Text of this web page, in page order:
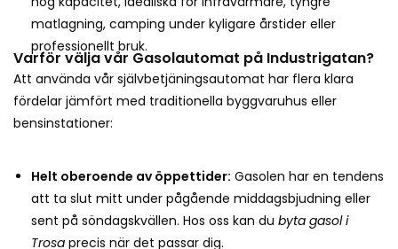
matlagning, camping under kyligare årstider eller
professionellt bruk.
Varför välja vår Gasolautomat på Industrigatan?
Att använda vår självbetjäningsautomat har flera klara
fördelar jämfört med traditionella byggvaruhus eller
bensinstationer:
Helt oberoende av öppettider: Gasolen har en tendens
att ta slut mitt under pågående middagsbjudning eller
sent på söndagskvällen. Hos oss kan dubyta gasol i
Trosa precis när det passar dig.